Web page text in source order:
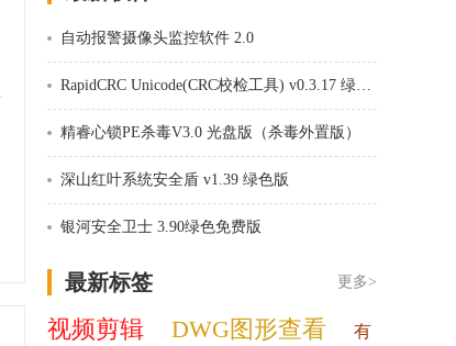
自动报警摄像头监控软件 2.0
RapidCRC Unicode(CRC校检工具) v0.3.17 绿色中文版
精睿心锁PE杀毒V3.0 光盘版（杀毒外置版）
深山红叶系统安全盾 v1.39 绿色版
银河安全卫士 3.90绿色免费版
最新标签 更多>
视频剪辑 DWG图形查看
有